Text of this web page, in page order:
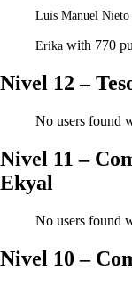
Luis Manuel Nieto
Erika with 770
Nivel 12 –
No users found
Nivel 11 –
Ekyal
No users found
Nivel 10 –